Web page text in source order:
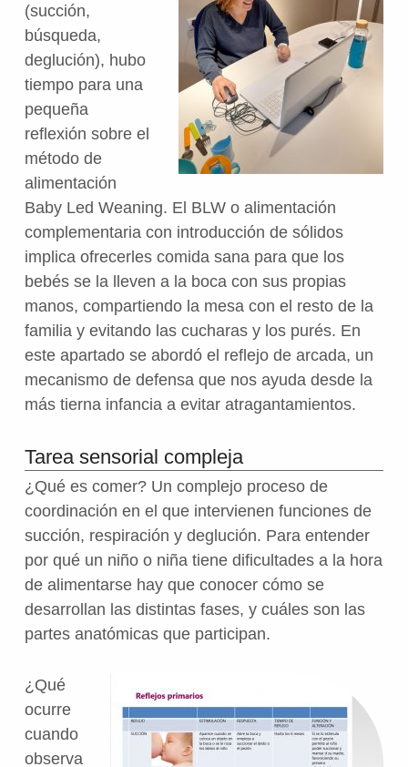
(succión,
búsqueda,
deglución), hubo
tiempo para una
pequeña
reflexión sobre el
método de
alimentación
Baby Led Weaning. El BLW o alimentación
complementaria con introducción de sólidos
implica ofrecerles comida sana para que los
bebés se la lleven a la boca con sus propias
manos, compartiendo la mesa con el resto de la
familia y evitando las cucharas y los purés. En
este apartado se abordó el reflejo de arcada, un
mecanismo de defensa que nos ayuda desde la
más tierna infancia a evitar atragantamientos.
Tarea sensorial compleja
¿Qué es comer? Un complejo proceso de
coordinación en el que intervienen funciones de
succión, respiración y deglución. Para entender
por qué un niño o niña tiene dificultades a la hora
de alimentarse hay que conocer cómo se
desarrollan las distintas fases, y cuáles son las
partes anatómicas que participan.
¿Qué
ocurre
cuando
observa